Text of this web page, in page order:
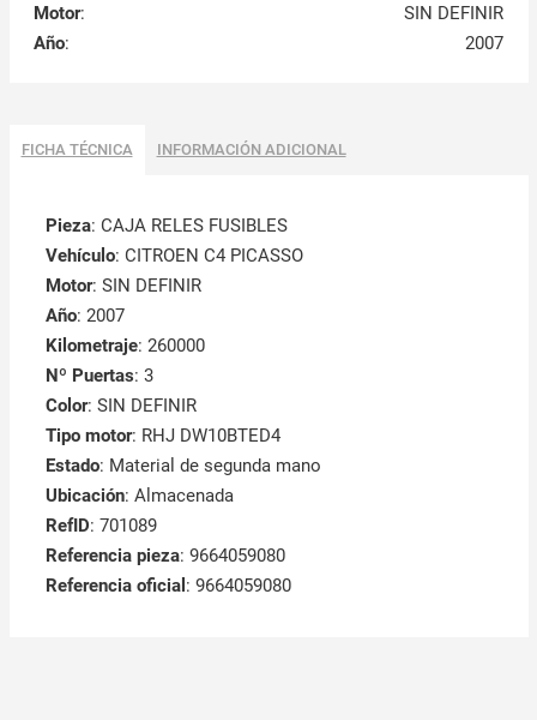
Motor:
SIN DEFINIR
Año: 2007
FICHA TÉCNICA INFORMACIÓN ADICIONAL
Pieza: CAJA RELES FUSIBLES
Vehículo: CITROEN C4 PICASSO
Motor: SIN DEFINIR
Año: 2007
Kilometraje: 260000
Nº Puertas: 3
Color: SIN DEFINIR
Tipo motor: RHJ DW10BTED4
Estado: Material de segunda mano
Ubicación: Almacenada
RefID: 701089
Referencia pieza: 9664059080
Referencia oficial : 9664059080